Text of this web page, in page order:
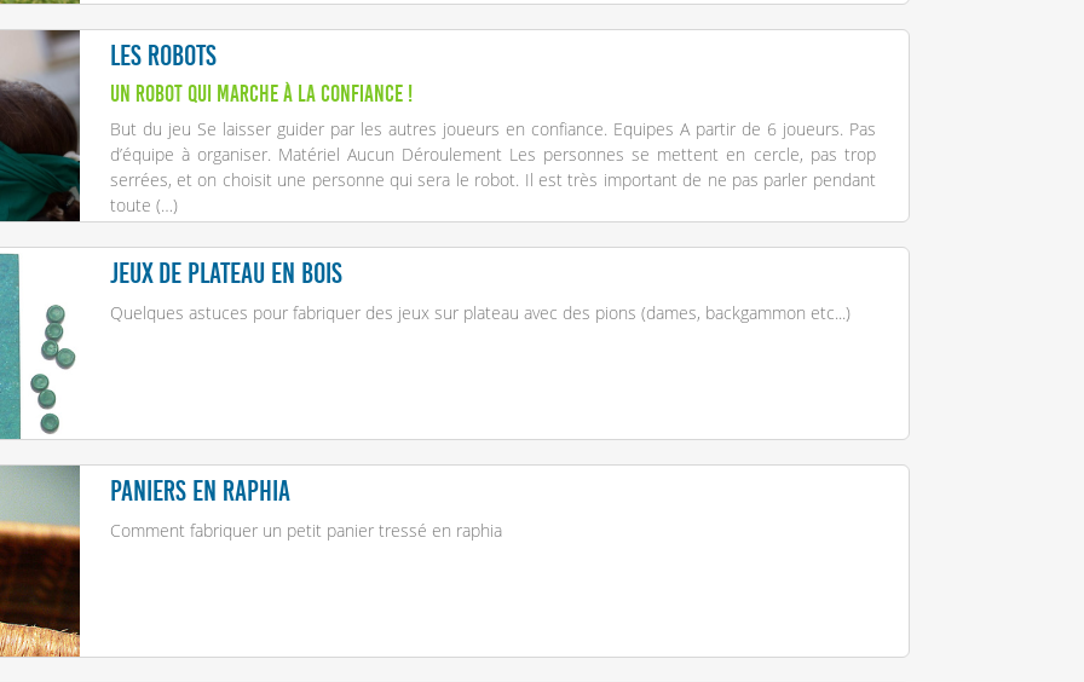
Les robots
Un robot qui marche à la confiance !
But du jeu Se laisser guider par les autres joueurs en confiance. Equipes A partir de 6 joueurs. Pas
d’équipe à organiser. Matériel Aucun Déroulement Les personnes se mettent en cercle, pas trop
serrées, et on choisit une personne qui sera le robot. Il est très important de ne pas parler pendant
toute (…)
Jeux de plateau en bois
Quelques astuces pour fabriquer des jeux sur plateau avec des pions (dames, backgammon etc...)
Paniers en Raphia
Comment fabriquer un petit panier tressé en raphia